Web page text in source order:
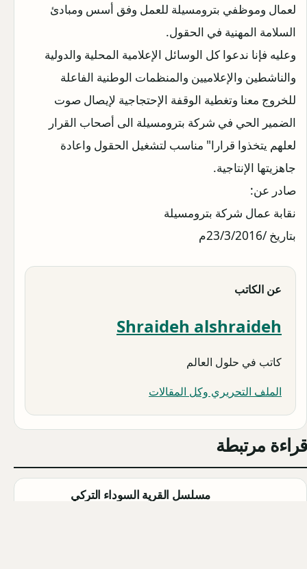
لعمال وموظفي بترومسيلة للعمل وفق أسس ومبادئ
السلامة المهنية في الحقول.
وعليه فإنا ندعوا كل الوسائل الإعلامية المحلية والدولية
والناشطين والإعلاميين والمنظمات الوطنية الفاعلة
للخروج معنا وتغطية الوقفة الإحتجاجية لإيصال صوت
الضمير الحي في شركة بترومسيلة الى أصحاب القرار
لعلهم يتخذوا قرارا" مناسب لتشغيل الحقول واعادة
جاهزيتها الإنتاجية.
صادر عن:
نقابة عمال شركة بترومسيلة
بتاريخ /23/3/2016م
عن الكاتب
Shraideh alshraideh
كاتب في حلول العالم
الملف التحريري وكل المقالات
قراءة مرتبطة
مسلسل القرية السوداء التركي